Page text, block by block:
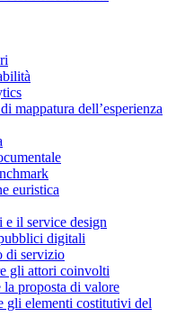
mappatura dell’esperienza
euristica
e il service design
digitali
di servizio
gli attori coinvolti
la proposta di valore
gli elementi costitutivi del